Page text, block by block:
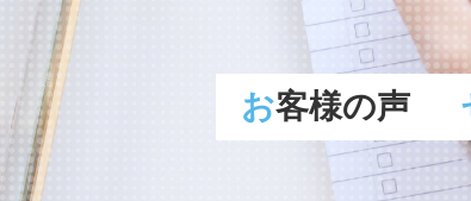
お客様の声